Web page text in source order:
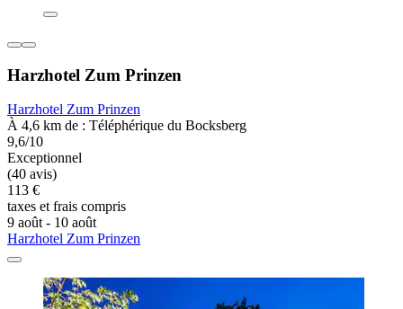
Harzhotel Zum Prinzen
Harzhotel Zum Prinzen
À 4,6 km de : Téléphérique du Bocksberg
9,6/10
Exceptionnel
(40 avis)
113 €
taxes et frais compris
9 août - 10 août
Harzhotel Zum Prinzen